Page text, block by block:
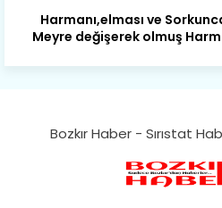
Büyük yerdir, mahalleleri
Çarşamba’nın koynunda
yorgun. Şehit Berâtlı, halkı
Sorkun.
Bozkır Haber - Sırıstat